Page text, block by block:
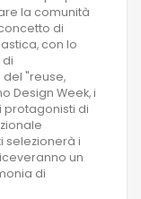
la comunità
di
con lo
"reuse,
Design Week, i
protagonisti di
selezionerà i
un
di